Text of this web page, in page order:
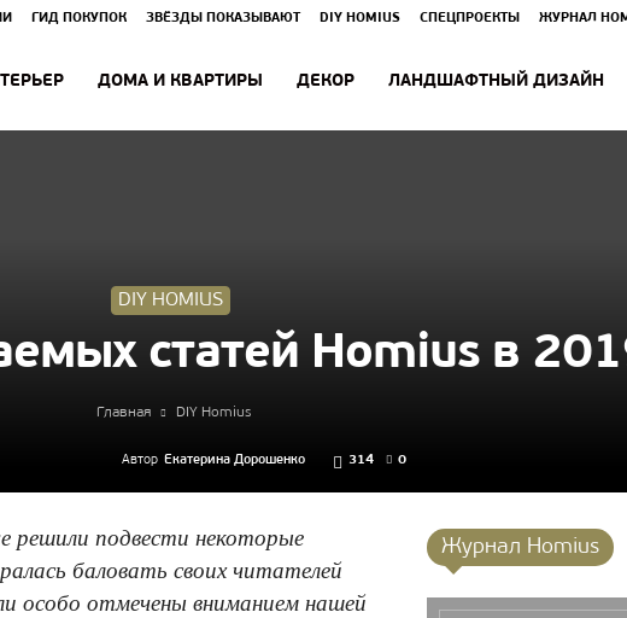
ГИД ПОКУПОК ЗВЁЗДЫ ПОКАЗЫВАЮТ DIY HOMIUS СПЕЦПРОЕКТЫ ЖУРНАЛ
ДОМА И КВАРТИРЫ ДЕКОР ЛАНДШАФТНЫЙ ДИЗАЙН
DIY HOMIUS
статей Homius в
Главная DIY Homius
Автор Екатерина Дорошенко 314 0
решили подвести некоторые
баловать своих читателей
особо отмечены вниманием нашей
Журнал Homius